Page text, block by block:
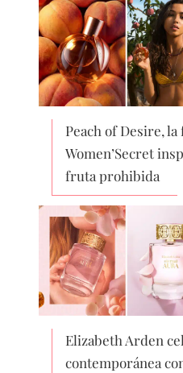
Peach of Desire, la
Women’Secret
fruta prohibida
Elizabeth Arden
contemporánea